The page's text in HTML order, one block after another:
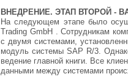
ВНЕДРЕНИЕ. ЭТАП ВТОРОЙ -
На следующем этапе было
Trading GmbH . Сотрудникам
с двумя системами,
модуль системы SAP R/3.
ведение главной книги. Все
данными между системами